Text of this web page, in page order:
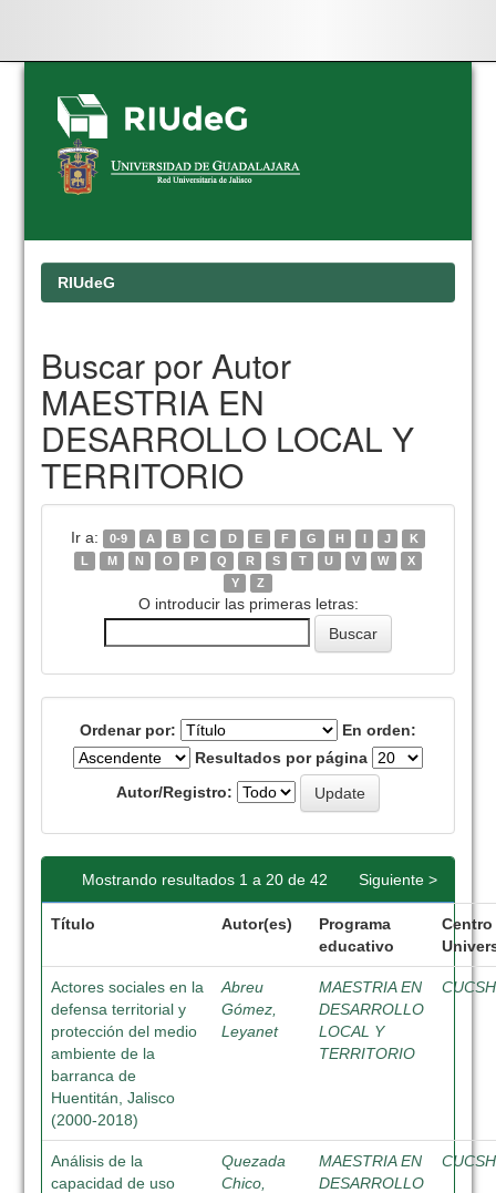
Skip
navigation
RIUdeG
Buscar por Autor
MAESTRIA EN
DESARROLLO LOCAL Y
TERRITORIO
Ir a: 0-9 A B C D E F G H I J
K
L
M N O P Q R S T U V W
X
Y
Z
O introducir las primeras letras:
Ordenar por:
En orden:
Resultados por página
Autor/Registro:
Mostrando resultados 1 a 20 de 42 Siguiente >
Título Autor(es)
Programa
educativo
Centro
Actores sociales en la
defensa territorial y
protección del medio
ambiente de la
barranca de
Huentitán, Jalisco
(2000-2018)
Abreu
Gómez,
Leyanet
MAESTRIA EN
DESARROLLO
LOCAL Y
TERRITORIO
CUCSH
Análisis de la
capacidad de uso
Quezada
Chico,
MAESTRIA EN
DESARROLLO
CUCSH